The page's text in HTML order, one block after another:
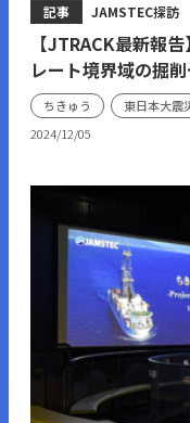
2024/12/05
記事 JAMSTEC探訪
【JTRACK最新報
レート境界域の掘
ちきゅう 東日本大震